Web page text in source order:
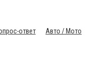
ответ
Авто / Мото